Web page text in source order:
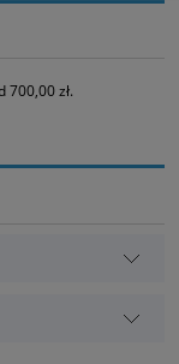
700,00 zł.